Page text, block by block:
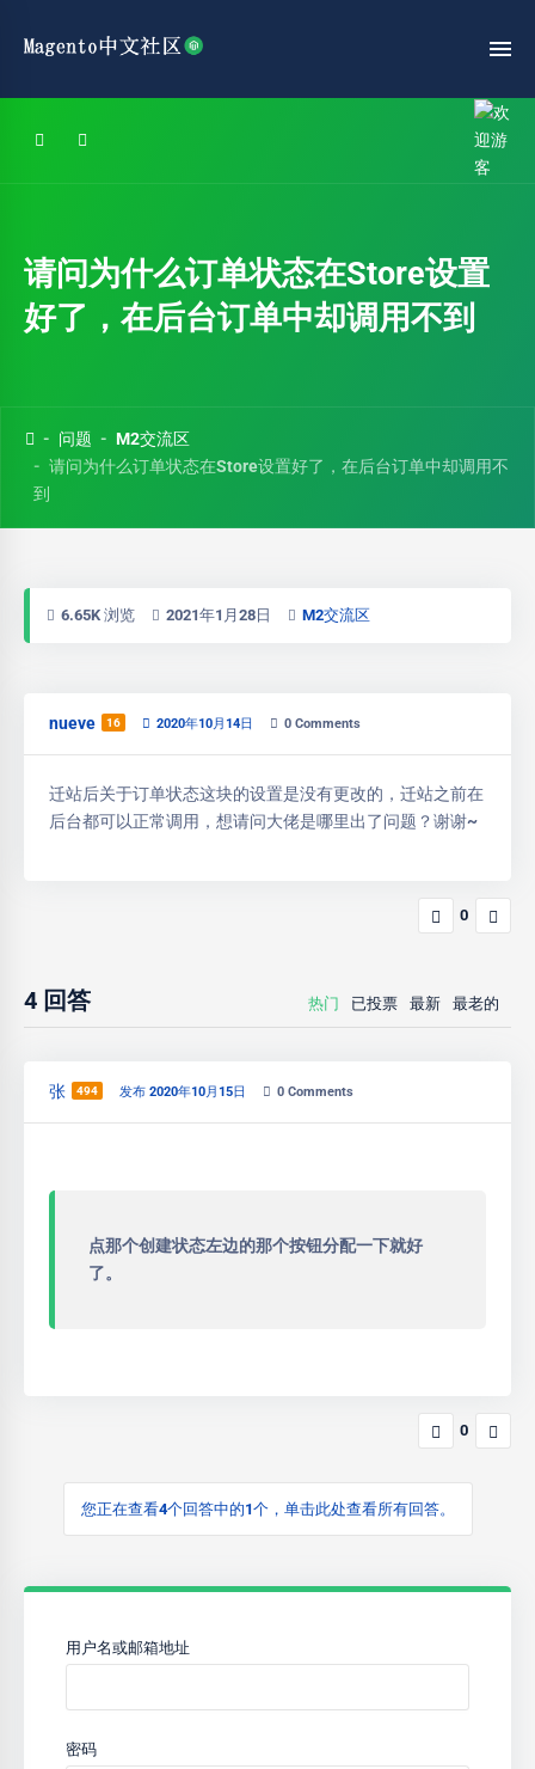
请问为什么订单状态在Store设置
好了，在后台订单中却调用不到
问题
M2交流区
请问为什么订单状态在Store设置好了，在后台订单中却调用不
到
6.65K 浏览 2021年1月28日 M2交流区
nueve 16 2020年10月14日 0 Comments
迁站后关于订单状态这块的设置是没有更改的，迁站之前在
后台都可以正常调用，想请问大佬是哪里出了问题？谢谢~
0
4 回答 热门 已投票 最新 最老的
张 494 发布 2020年10月15日 0 Comments
点那个创建状态左边的那个按钮分配一下就好
了。
0
您正在查看4个回答中的1个，单击此处查看所有回答。
用户名或邮箱地址
密码